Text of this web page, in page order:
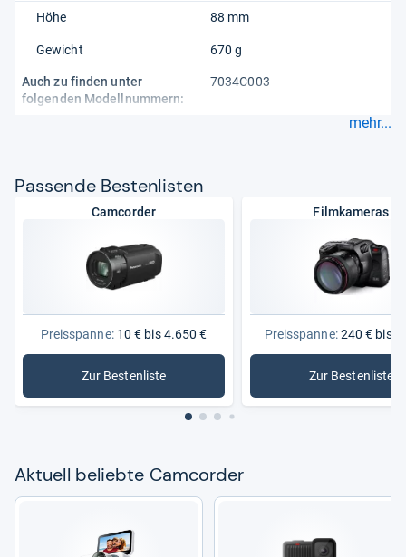
Höhe 88 mm
Gewicht 670 g
Auch zu finden unter
folgenden Modellnummern:
7034C003
mehr...
Pas­sende Bes­ten­lis­ten
Camcorder
Preisspanne:10 € bis 4.650 €
Zur Bestenliste
: Camcorder
Filmkameras
Preisspanne:240 € bis
Zur Bestenliste
:
Aktu­ell beliebte Cam­cor­der